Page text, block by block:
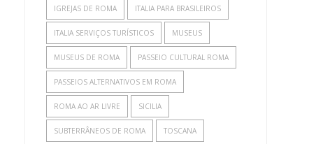
IGREJAS DE ROMA ITALIA PARA BRASILEIROS
ITALIA SERVIÇOS TURÍSTICOS MUSEUS
MUSEUS DE ROMA PASSEIO CULTURAL ROMA
PASSEIOS ALTERNATIVOS EM ROMA
ROMA AO AR LIVRE SICILIA
SUBTERRÂNEOS DE ROMA TOSCANA